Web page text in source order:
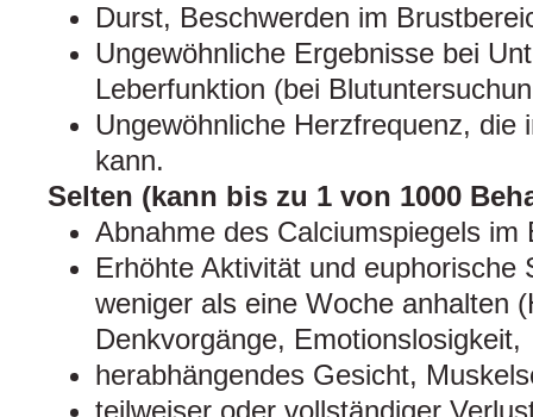
Durst, Beschwerden im
Ungewöhnliche Ergebnisse bei
Leberfunktion (bei
Ungewöhnliche Herzfrequenz, die
kann.
Selten (kann bis zu 1 von 1000
Abnahme des Calciumspiegels im
Erhöhte Aktivität und euphorische
weniger als eine Woche anhalten
Denkvorgänge, Emotionslosigkeit,
herabhängendes Gesicht,
teilweiser oder vollständiger